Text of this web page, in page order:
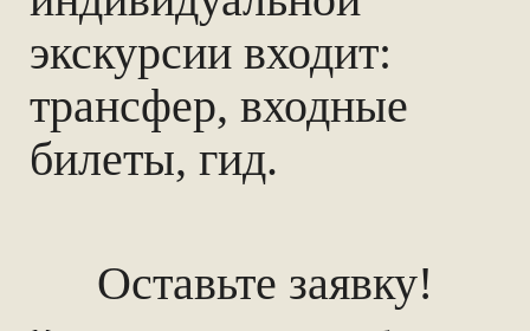
экскурсии входит:
трансфер, входные
билеты, гид.
Оставьте заявку!